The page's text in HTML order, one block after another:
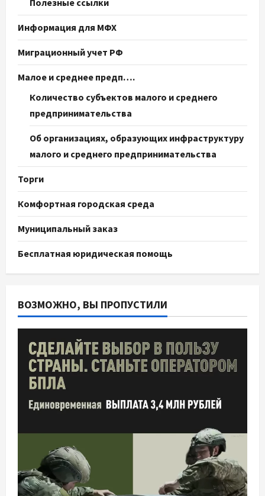
Информация для МФХ
Миграционный учет РФ
Малое и среднее предп….
Количество субъектов малого и среднего
предпринимательства
Об организациях, образующих инфраструктуру
малого и среднего предпринимательства
Торги
Комфортная городская среда
Муниципальный заказ
Бесплатная юридическая помощь
ВОЗМОЖНО, ВЫ ПРОПУСТИЛИ